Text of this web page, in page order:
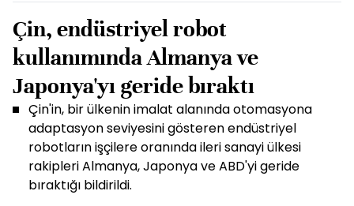
Çin, endüstriyel robot
kullanımında Almanya ve
Japonya'yı geride bıraktı
Çin'in, bir ülkenin imalat alanında otomasyona
adaptasyon seviyesini gösteren endüstriyel
robotların işçilere oranında ileri sanayi ülkesi
rakipleri Almanya, Japonya ve ABD'yi geride
bıraktığı bildirildi.